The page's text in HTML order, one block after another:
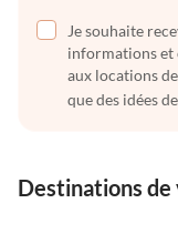
Je souhaite
informations et
aux locations
que des idées
Destinations de